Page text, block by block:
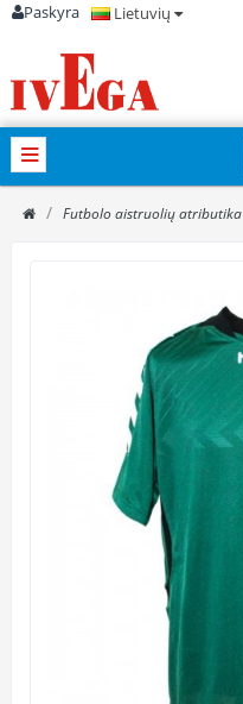
Paskyra Lietuvių
Futbolo aistruolių atributika